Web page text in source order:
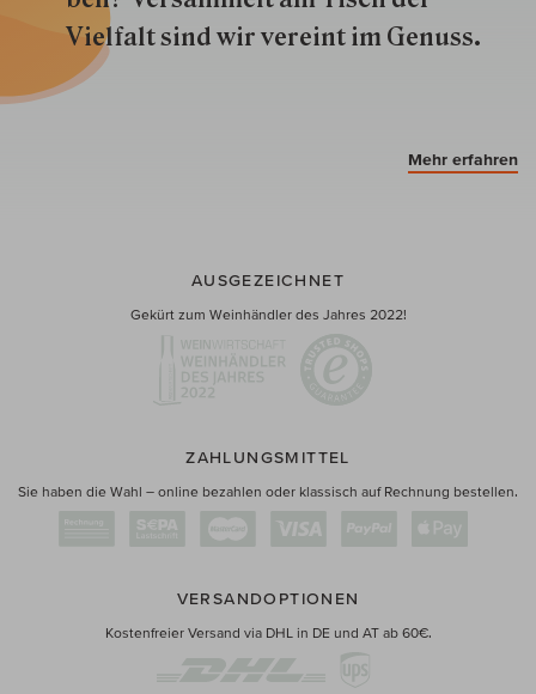
Vielfalt sind wir ver­eint im Genuss.
Mehr erfahren
AUSGEZEICHNET
Gekürt zum Weinhändler des Jahres 2022!
ZAHLUNGSMITTEL
Sie haben die Wahl – online bezahlen oder klassisch auf Rechnung bestellen.
VERSANDOPTIONEN
Kostenfreier Versand via DHL in DE und AT ab 60€.